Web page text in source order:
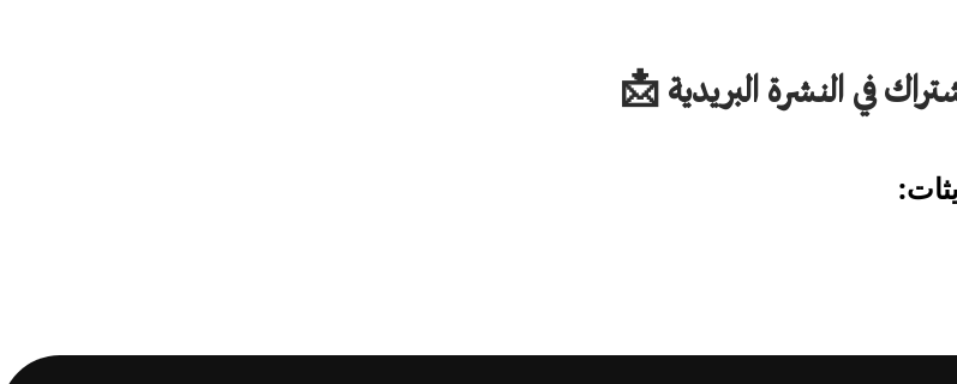
في النشرة البريدية 📩